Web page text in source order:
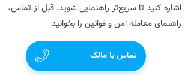
اشاره کنید تا سریع‌تر راهنمایی شوید. قبل از تماس،
راهنمای معامله امن و قوانین را بخوانید
تماس با مالک